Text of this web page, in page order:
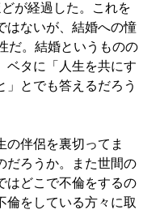
が経過した。これを
はないが、結婚への憧
だ。結婚というものの
ベタに「人生を共にす
」とでも答えるだろう
伴侶を裏切ってま
だろうか。また世間の
はどこで不倫をするの
倫をしている方々に取